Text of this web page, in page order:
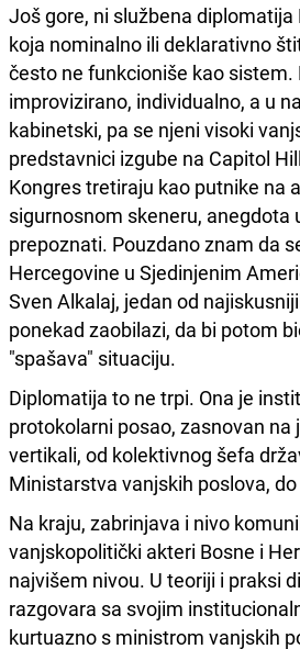
Još gore, ni službena diplomatija
koja nominalno ili deklarativno
često ne funkcioniše kao sistem.
improvizirano, individualno, a u
kabinetski, pa se njeni visoki
predstavnici izgube na Capitol
Kongres tretiraju kao putnike na
sigurnosnom skeneru, anegdota
prepoznati. Pouzdano znam da
Hercegovine u Sjedinjenim
Sven Alkalaj, jedan od
ponekad zaobilazi, da bi potom
"spašava" situaciju.
Diplomatija to ne trpi. Ona je
protokolarni posao, zasnovan
vertikali, od kolektivnog šefa
Ministarstva vanjskih poslova,
Na kraju, zabrinjava i nivo
vanjskopolitički akteri Bosne i
najvišem nivou. U teoriji i praksi
razgovara sa svojim
kurtuazno s ministrom vanjskih